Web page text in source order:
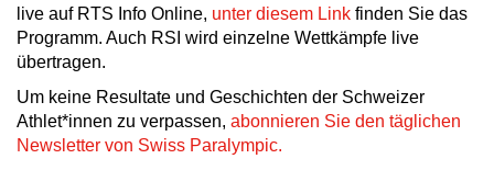
live auf RTS Info Online, unter diesem Link finden Sie das
Programm. Auch RSI wird einzelne Wettkämpfe live
übertragen.
Um keine Resultate und Geschichten der Schweizer
Athlet*innen zu verpassen, abonnieren Sie den täglichen
Newsletter von Swiss Paralympic.